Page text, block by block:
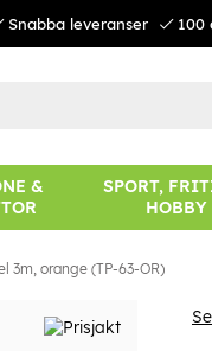
Snabba leveranser 100
&
SPORT,
HOBBY
3m, orange (TP-63-OR)